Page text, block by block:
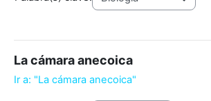
La cámara anecoica
Ir a: "La cámara anecoica"